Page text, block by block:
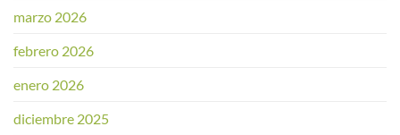
marzo 2026
febrero 2026
enero 2026
diciembre 2025